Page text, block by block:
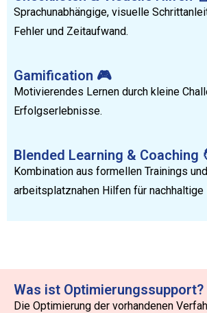
Sprachunabhängige, visuelle
Fehler und Zeitaufwand.
Gamification 🎮
Motivierendes Lernen durch kleine
Erfolgserlebnisse.
Blended Learning & Coaching
Kombination aus formellen Trainings und
arbeitsplatznahen Hilfen für nachhaltige
Was ist Optimierungssupport?
Die Optimierung der vorhandenen